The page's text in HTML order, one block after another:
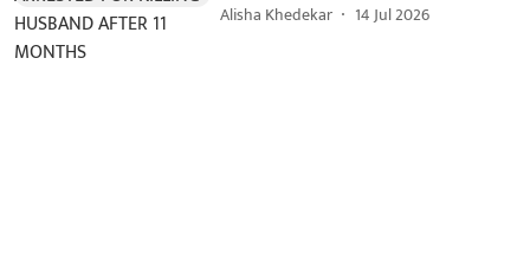
Alisha Khedekar 14 Jul 2026